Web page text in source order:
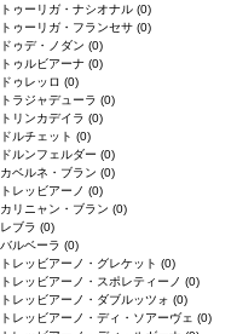
トゥーリガ・ナシオナル (0)
トゥーリガ・フランセサ (0)
ドゥデ・ノダン (0)
トゥルビアーナ (0)
ドゥレッロ (0)
トラジャデューラ (0)
トリンカデイラ (0)
ドルチェット (0)
ドルンフェルダー (0)
カベルネ・ブラン (0)
トレッビアーノ (0)
カリニャン・ブラン (0)
レブラ (0)
バルベーラ (0)
トレッビアーノ・グレケット (0)
トレッビアーノ・スポレティーノ (0)
トレッビアーノ・ダブルッツォ (0)
トレッビアーノ・ディ・ソアーヴェ (0)